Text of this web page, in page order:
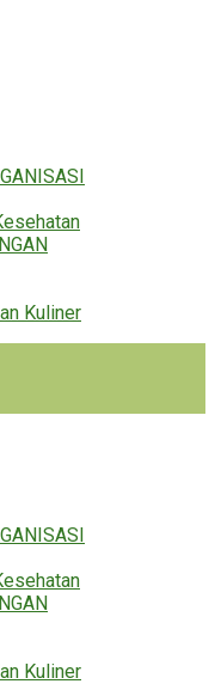
Kuliner
Kuliner